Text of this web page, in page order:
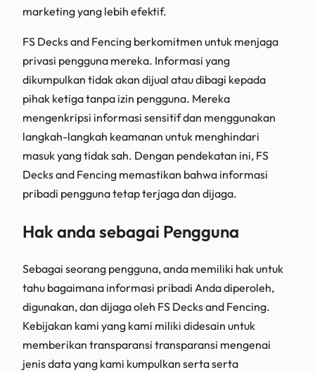
marketing yang lebih efektif.
FS Decks and Fencing berkomitmen untuk menjaga
privasi pengguna mereka. Informasi yang
dikumpulkan tidak akan dijual atau dibagi kepada
pihak ketiga tanpa izin pengguna. Mereka
mengenkripsi informasi sensitif dan menggunakan
langkah-langkah keamanan untuk menghindari
masuk yang tidak sah. Dengan pendekatan ini, FS
Decks and Fencing memastikan bahwa informasi
pribadi pengguna tetap terjaga dan dijaga.
Hak anda sebagai Pengguna
Sebagai seorang pengguna, anda memiliki hak untuk
tahu bagaimana informasi pribadi Anda diperoleh,
digunakan, dan dijaga oleh FS Decks and Fencing.
Kebijakan kami yang kami miliki didesain untuk
memberikan transparansi transparansi mengenai
jenis data yang kami kumpulkan serta serta